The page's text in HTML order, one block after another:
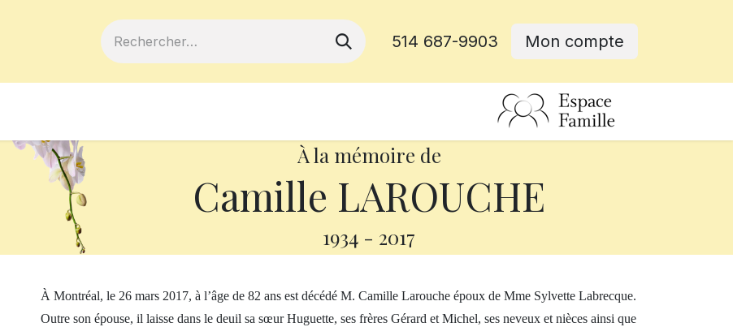
514 687-9903 Mon compte
À la mémoire de
Camille LAROUCHE
1934 - 2017
À Montréal, le 26 mars 2017, à l’âge de 82 ans est décédé M. Camille Larouche époux de Mme Sylvette Labrecque.
Outre son épouse, il laisse dans le deuil sa sœur Huguette, ses frères Gérard et Michel, ses neveux et nièces ainsi que